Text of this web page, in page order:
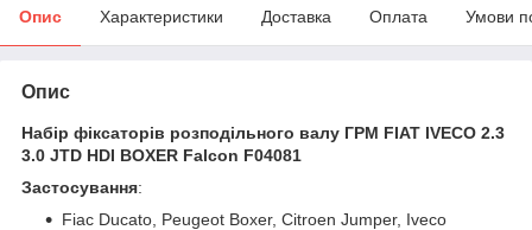
Опис Характеристики Доставка Оплата Умови
Опис
Набір фіксаторів розподільного валу ГРМ FIAT IVECO 2.3
3.0 JTD HDI BOXER Falcon F04081
Застосування:
Fiac Ducato, Peugeot Boxer, Citroen Jumper, Iveco